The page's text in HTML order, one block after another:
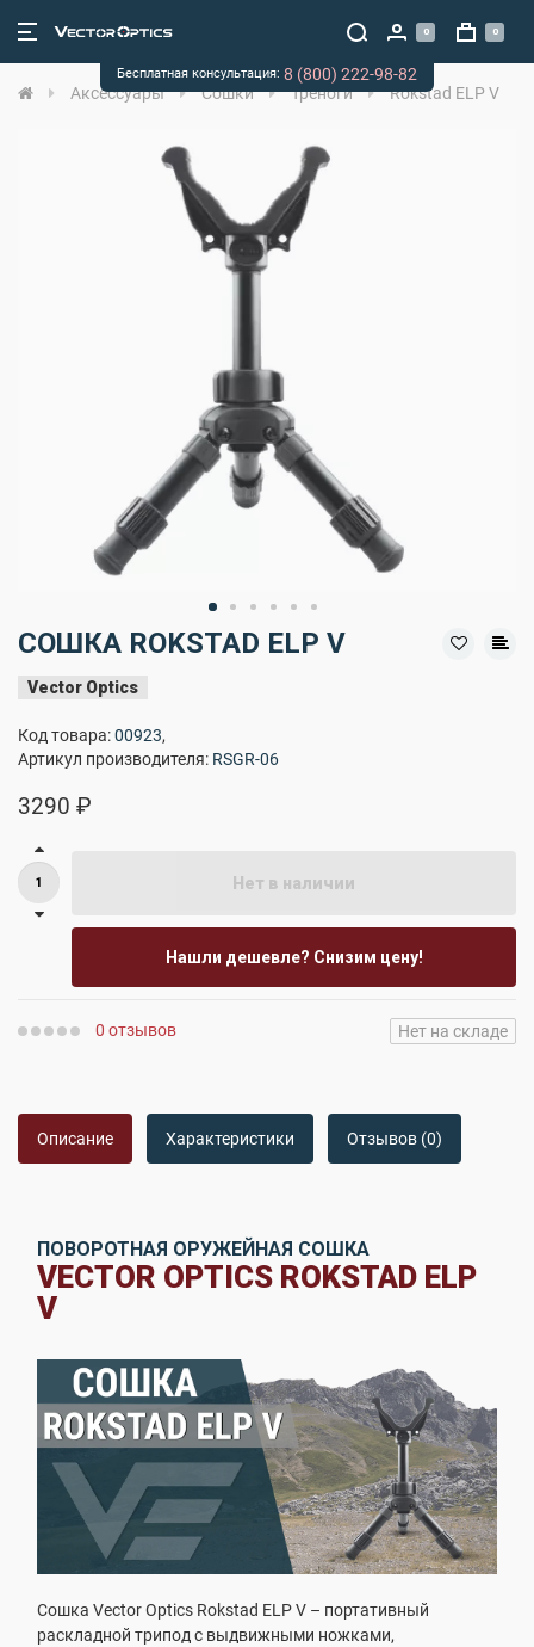
0 0
Аксессуары Сошки Треноги Rokstad ELP V
СОШКА ROKSTAD ELP V
Vector Optics
Код товара:00923,
Артикул производителя: RSGR-06
3290 ₽
Нет в наличии
Нашли дешевле? Снизим цену!
0 отзывов Нет на складе
Описание Характеристики Отзывов (0)
ПОВОРОТНАЯ ОРУЖЕЙНАЯ СОШКА
VECTOR OPTICS ROKSTAD ELP
V
Сошка Vector Optics Rokstad ELP V – портативный
раскладной трипод с выдвижными ножками,
Бесплатная консультация: 8 (800) 222-98-82